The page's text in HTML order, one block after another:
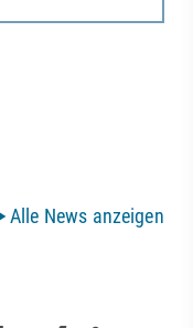
Alle News anzeigen